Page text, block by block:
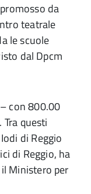
da
teatrale
le scuole
dal Dpcm
con 800.00
questi
di Reggio
di Reggio, ha
Ministero per